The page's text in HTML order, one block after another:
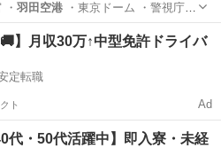
羽田空港・東京ドーム ・警視庁葛
】月収30万↑中型免許ドライバ
定転職
ト Ad
代・50代活躍中】即入寮・未経